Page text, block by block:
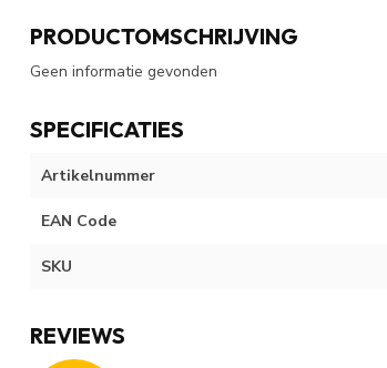
PRODUCTOMSCHRIJVING
Geen informatie gevonden
SPECIFICATIES
Artikelnummer
EAN Code
SKU
REVIEWS